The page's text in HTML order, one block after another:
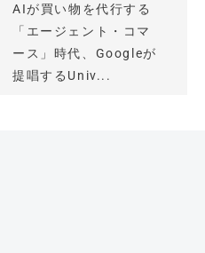
AIが買い物を代行する
「エージェント・コマ
ース」時代、Googleが
提唱するUniv...